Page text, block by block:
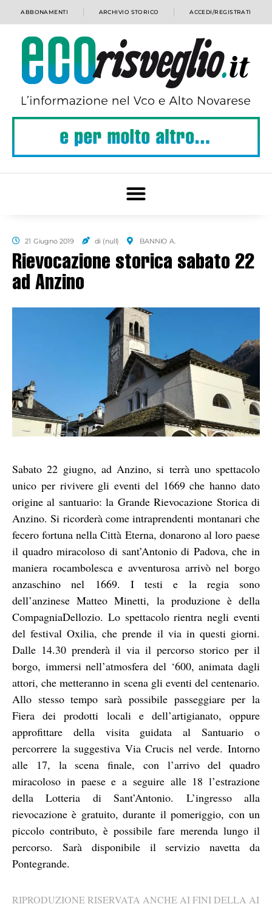
ABBONAMENTI ARCHIVIO STORICO ACCEDI/REGISTRATI
21 Giugno 2019 di (null) BANNIO A.
Rievocazione storica sabato 22
ad Anzino
Sabato 22 giugno, ad Anzino, si terrà uno spettacolo
unico per rivivere gli eventi del 1669 che hanno dato
origine al santuario: la Grande Rievocazione Storica di
Anzino. Si ricorderà come intraprendenti montanari che
fecero fortuna nella Città Eterna, donarono al loro paese
il quadro miracoloso di sant’Antonio di Padova, che in
maniera rocambolesca e avventurosa arrivò nel borgo
anzaschino nel 1669. I testi e la regia sono
dell’anzinese Matteo Minetti, la produzione è della
CompagniaDellozio. Lo spettacolo rientra negli eventi
del festival Oxilia, che prende il via in questi giorni.
Dalle 14.30 prenderà il via il percorso storico per il
borgo, immersi nell’atmosfera del ‘600, animata dagli
attori, che metteranno in scena gli eventi del centenario.
Allo stesso tempo sarà possibile passeggiare per la
Fiera dei prodotti locali e dell’artigianato, oppure
approfittare della visita guidata al Santuario o
percorrere la suggestiva Via Crucis nel verde. Intorno
alle 17, la scena finale, con l’arrivo del quadro
miracoloso in paese e a seguire alle 18 l’estrazione
della Lotteria di Sant’Antonio. L’ingresso alla
rievocazione è gratuito, durante il pomeriggio, con un
piccolo contributo, è possibile fare merenda lungo il
percorso. Sarà disponibile il servizio navetta da
Pontegrande.
RIPRODUZIONE RISERVATA ANCHE AI FINI DELLA AI